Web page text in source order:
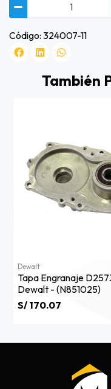
Código: 324007-11
También
Dewalt
Tapa Engranaje
Dewalt - (n851025)
S/ 170.07